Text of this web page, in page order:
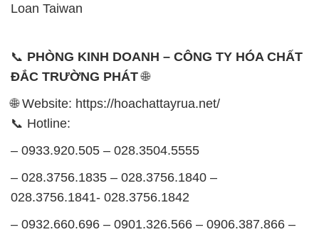
Loan Taiwan
📞 PHÒNG KINH DOANH – CÔNG TY HÓA CHẤT
ĐẮC TRƯỜNG PHÁT🌐
🌐 Website: https://hoachattayrua.net/
📞 Hotline:
– 0933.920.505 – 028.3504.5555
– 028.3756.1835 – 028.3756.1840 –
028.3756.1841- 028.3756.1842
– 0932.660.696 – 0901.326.566 – 0906.387.866 –